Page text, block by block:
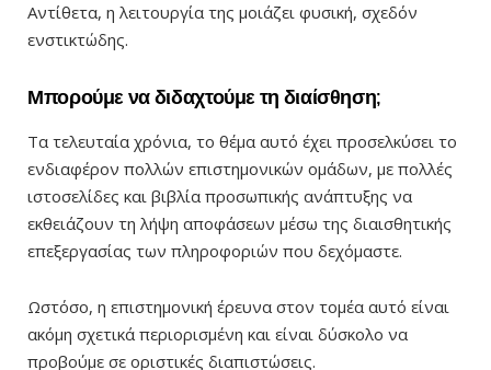
Αντίθετα, η λειτουργία της μοιάζει φυσική, σχεδόν
ενστικτώδης.
Μπορούμε να διδαχτούμε τη διαίσθηση;
Τα τελευταία χρόνια, το θέμα αυτό έχει προσελκύσει το
ενδιαφέρον πολλών επιστημονικών ομάδων, με πολλές
ιστοσελίδες και βιβλία προσωπικής ανάπτυξης να
εκθειάζουν τη λήψη αποφάσεων μέσω της διαισθητικής
επεξεργασίας των πληροφοριών που δεχόμαστε.
Ωστόσο, η επιστημονική έρευνα στον τομέα αυτό είναι
ακόμη σχετικά περιορισμένη και είναι δύσκολο να
προβούμε σε οριστικές διαπιστώσεις.